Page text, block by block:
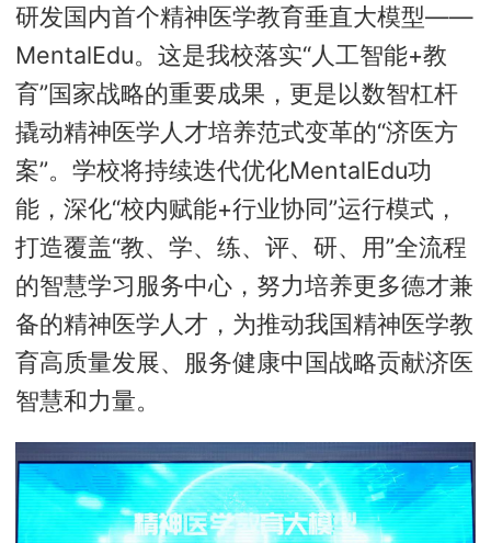
研发国内首个精神医学教育垂直大模型——
MentalEdu。这是我校落实“人工智能+教
育”国家战略的重要成果，更是以数智杠杆
撬动精神医学人才培养范式变革的“济医方
案”。学校将持续迭代优化MentalEdu功
能，深化“校内赋能+行业协同”运行模式，
打造覆盖“教、学、练、评、研、用”全流程
的智慧学习服务中心，努力培养更多德才兼
备的精神医学人才，为推动我国精神医学教
育高质量发展、服务健康中国战略贡献济医
智慧和力量。